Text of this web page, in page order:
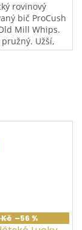
rovinový
bič ProCush
Mill Whips.
Užší,
Měkká
–56 %